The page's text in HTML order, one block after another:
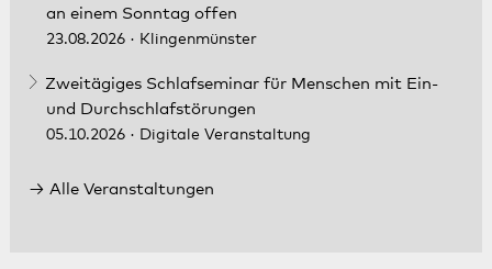
an einem Sonntag offen
23.08.2026 · Klingenmünster
Zweitägiges Schlafseminar für Menschen mit Ein-
und Durchschlafstörungen
05.10.2026 · Digitale Veranstaltung
Alle Veranstaltungen